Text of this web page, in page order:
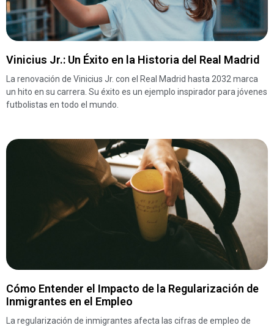
Vinicius Jr.: Un Éxito en la Historia del Real Madrid
La renovación de Vinicius Jr. con el Real Madrid hasta 2032 marca
un hito en su carrera. Su éxito es un ejemplo inspirador para jóvenes
futbolistas en todo el mundo.
Cómo Entender el Impacto de la Regularización de
Inmigrantes en el Empleo
La regularización de inmigrantes afecta las cifras de empleo de